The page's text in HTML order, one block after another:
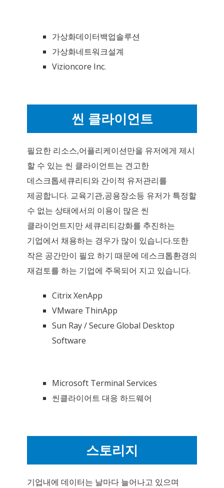
가상화데이터백업솔루션
가상화네트워크설계
Vizioncore Inc.
씬 클라이언트
필요한 리소스,어플리케이션만을 유저에게 제시
할 수 있는 씬 클라이언트는 견고한
데스크톱세큐리티와 간이적 유저관리를
제공합니다. 교육기관,공용장소등 유저가 특정할
수 없는 상태에서의 이용이 많은 씬
클라이언트지만 세큐리티강화를 추진하는
기업에서 채용하는 경우가 많이 있습니다.또한
작은 공간만이 필요 하기 때문에 데스크톱환경의
재검토를 하는 기업에 주목되어 지고 있습니다.
Citrix XenApp
VMware ThinApp
Sun Ray / Secure Global Desktop
Software
Microsoft Terminal Services
씬클라이어트 대응 하드웨어
스토리지
기업내에 데이터는 날마다 늘어나고 있으며